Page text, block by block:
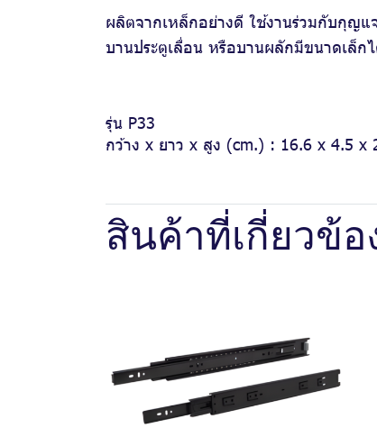
ผลิตจากเหล็กอย่างดี ใช้งานร่วมกับกุญแ
บานประตูเลื่อน หรือบานผลักมีขนาดเล็ก
รุ่น P33
กว้าง x ยาว x สูง (cm.) : 16.6 x 4.5 x
สินค้าที่เกี่ยวข้อ